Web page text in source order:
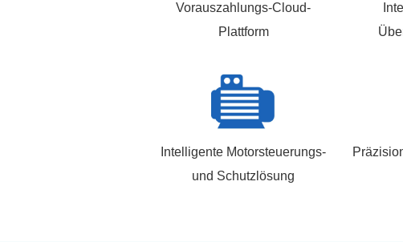
Vorauszahlungs-Cloud-
Plattform
Intelligente Motorsteuerungs-
und Schutzlösung